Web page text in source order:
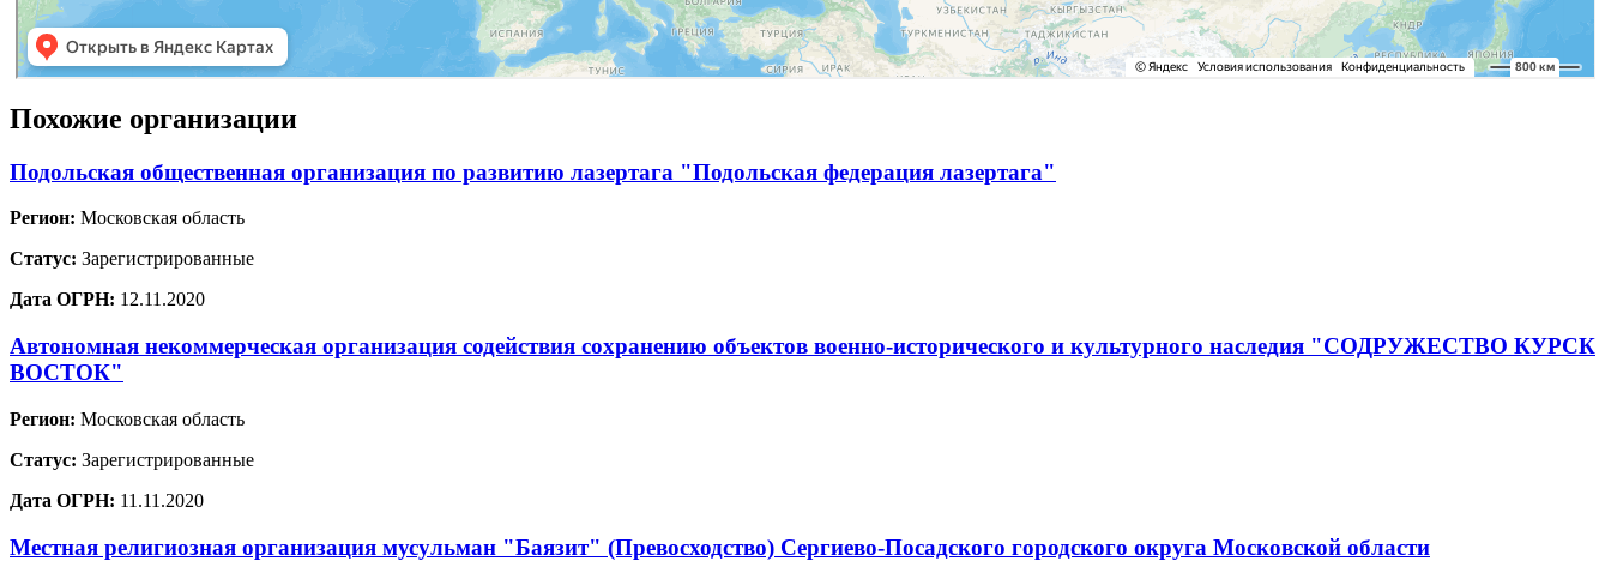
Похожие организации
Подольская общественная организация по развитию лазертага "Подольская федерация лазертага"
Регион: Московская область
Статус: Зарегистрированные
Дата ОГРН: 12.11.2020
Автономная некоммерческая организация содействия сохранению объектов военно-исторического и культурного наследия "СОДРУЖЕСТВО КУРСК
ВОСТОК"
Регион: Московская область
Статус: Зарегистрированные
Дата ОГРН: 11.11.2020
Местная религиозная организация мусульман "Баязит" (Превосходство) Сергиево-Посадского городского округа Московской области